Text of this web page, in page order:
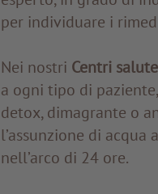
per individuare i
Nei nostri Centri
a ogni tipo di
detox, dimagrante o
l’assunzione di
nell’arco di 24 ore.